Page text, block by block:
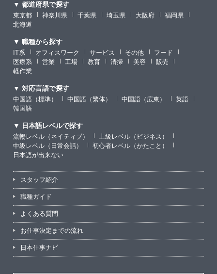
▼ 都道府県で探す
東京都 神奈川県 千葉県 埼玉県 大阪府
福岡県
北海道
▼ 職種から探す
IT系 オフィスワーク サービス その他
フード
医療系
営業 工場 教育 清掃 美容
販売
軽作業
▼ 対応言語で探す
中国語（標準） 中国語（繁体） 中国語（広東）
英語
韓国語
▼ 日本語レベルで探す
流暢レベル（ネイティブ）
上級レベル（ビジネス）
中級レベル（日常会話）
初心者レベル（かたこと）
日本語が出来ない
スタッフ紹介
職種ガイド
よくある質問
お仕事決定までの流れ
日本仕事ナビ